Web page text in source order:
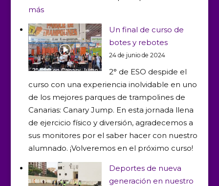
más:
Hazte
experto
o
experta
en
voleibol…
¡completamente
gratis!
Un final de curso de
botes y rebotes
24 de junio de 2024
2° de ESO despide el
curso con una experiencia inolvidable en uno
de los mejores parques de trampolines de
Canarias: Canary Jump. En esta jornada llena
de ejercicio físico y diversión, agradecemos a
sus monitores por el saber hacer con nuestro
alumnado. ¡Volveremos en el próximo curso!
Deportes de nueva
generación en nuestro